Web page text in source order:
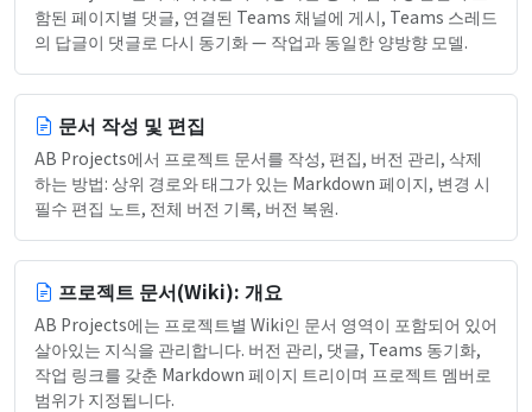
함된 페이지별 댓글, 연결된 Teams 채널에 게시, Teams 스레드
의 답글이 댓글로 다시 동기화 — 작업과 동일한 양방향 모델.
문서 작성 및 편집
AB Projects에서 프로젝트 문서를 작성, 편집, 버전 관리, 삭제
하는 방법: 상위 경로와 태그가 있는 Markdown 페이지, 변경 시
필수 편집 노트, 전체 버전 기록, 버전 복원.
프로젝트 문서(Wiki): 개요
AB Projects에는 프로젝트별 Wiki인 문서 영역이 포함되어 있어
살아있는 지식을 관리합니다. 버전 관리, 댓글, Teams 동기화,
작업 링크를 갖춘 Markdown 페이지 트리이며 프로젝트 멤버로
범위가 지정됩니다.